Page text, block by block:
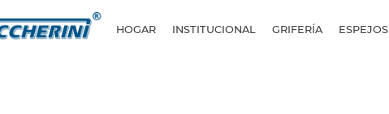
HOGAR INSTITUCIONAL GRIFERÍA ESPEJOS